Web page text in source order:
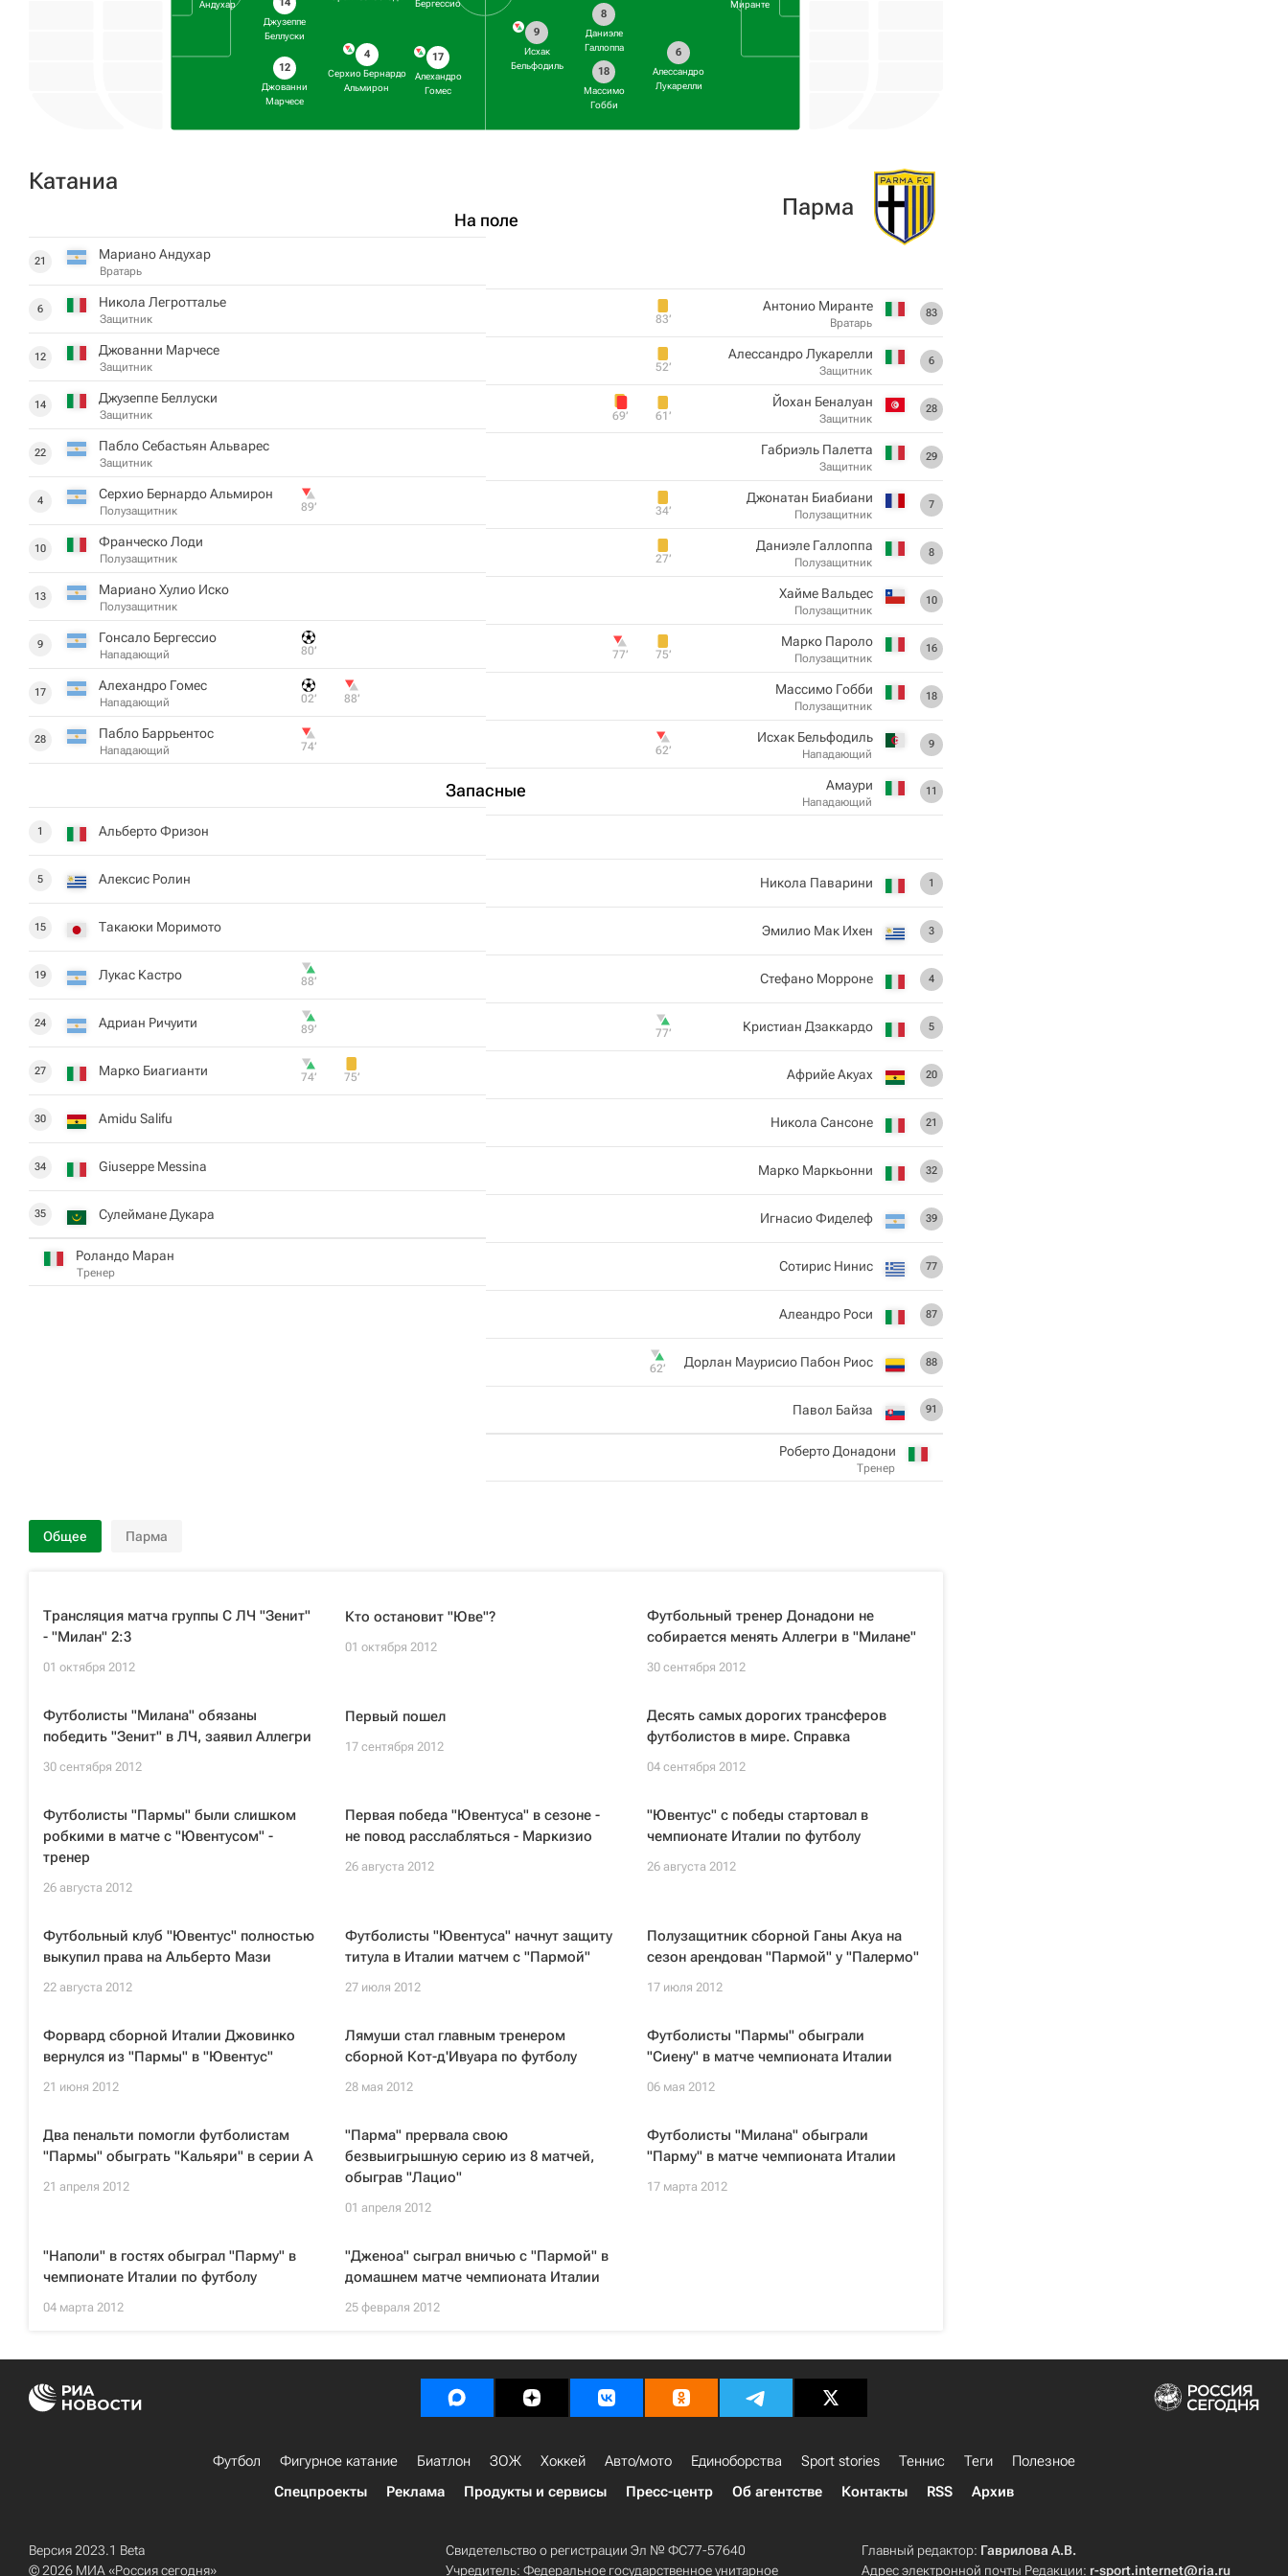
Андухар
14
Джузеппе
Беллуски
12
Джованни
Марчесе
4
Серхио Бернардо
Альмирон
Бергессио
17
Алехандро
Гомес
Миранте
6
Алессандро
Лукарелли
8
Даниэле
Галлоппа
18
Массимо
Гобби
9
Исхак
Бельфодиль
Катаниа
На поле
21 Мариано Андухар
Вратарь
6 Никола Легротталье
Защитник
12 Джованни Марчесе
Защитник
14 Джузеппе Беллуски
Защитник
22 Пабло Себастьян Альварес
Защитник
4 Серхио Бернардо Альмирон
Полузащитник 89‎’‎
10 Франческо Лоди
Полузащитник
13 Мариано Хулио Иско
Полузащитник
9 Гонсало Бергессио
Нападающий 80‎’‎
17 Алехандро Гомес
Нападающий 02‎’‎ 88‎’‎
28 Пабло Баррьентос
Нападающий 74‎’‎
Запасные
1 Альберто Фризон
5 Алексис Ролин
15 Такаюки Моримото
19 Лукас Кастро 88‎’‎
24 Адриан Ричуити 89‎’‎
27 Марко Биагианти 74‎’‎ 75‎’‎
30 Amidu Salifu
34 Giuseppe Messina
35 Сулеймане Дукара
Роландо Маран
Тренер
Парма
83
Антонио Миранте
Вратарь
83‎’‎
6
Алессандро Лукарелли
Защитник
52‎’‎
28
Йохан Беналуан
Защитник
61‎’‎
69‎’‎
29
Габриэль Палетта
Защитник
7
Джонатан Биабиани
Полузащитник
34‎’‎
8
Даниэле Галлоппа
Полузащитник
27‎’‎
10
Хайме Вальдес
Полузащитник
16
Марко Пароло
Полузащитник
75‎’‎
77‎’‎
18
Массимо Гобби
Полузащитник
9
Исхак Бельфодиль
Нападающий
62‎’‎
11
Амаури
Нападающий
1
Никола Паварини
3
Эмилио Мак Ихен
4
Стефано Морроне
5
Кристиан Дзаккардо
77‎’‎
20
Африйе Акуах
21
Никола Сансоне
32
Марко Маркьонни
39
Игнасио Фиделеф
77
Сотирис Нинис
87
Алеандро Роси
88
Дорлан Маурисио Пабон Риос
62‎’‎
91
Павол Байза
Роберто Донадони
Тренер
Общее Парма
Трансляция матча группы С ЛЧ "Зенит"
- "Милан" 2:3
01 октября 2012
Кто остановит "Юве"?
01 октября 2012
Футбольный тренер Донадони не
собирается менять Аллегри в "Милане"
30 сентября 2012
Футболисты "Милана" обязаны
победить "Зенит" в ЛЧ, заявил Аллегри
30 сентября 2012
Первый пошел
17 сентября 2012
Десять самых дорогих трансферов
футболистов в мире. Справка
04 сентября 2012
Футболисты "Пармы" были слишком
робкими в матче с "Ювентусом" -
тренер
26 августа 2012
Первая победа "Ювентуса" в сезоне -
не повод расслабляться - Маркизио
26 августа 2012
"Ювентус" с победы стартовал в
чемпионате Италии по футболу
26 августа 2012
Футбольный клуб "Ювентус" полностью
выкупил права на Альберто Мази
22 августа 2012
Футболисты "Ювентуса" начнут защиту
титула в Италии матчем с "Пармой"
27 июля 2012
Полузащитник сборной Ганы Акуа на
сезон арендован "Пармой" у "Палермо"
17 июля 2012
Форвард сборной Италии Джовинко
вернулся из "Пармы" в "Ювентус"
21 июня 2012
Лямуши стал главным тренером
сборной Кот-д'Ивуара по футболу
28 мая 2012
Футболисты "Пармы" обыграли
"Сиену" в матче чемпионата Италии
06 мая 2012
Два пенальти помогли футболистам
"Пармы" обыграть "Кальяри" в серии А
21 апреля 2012
"Парма" прервала свою
безвыигрышную серию из 8 матчей,
обыграв "Лацио"
01 апреля 2012
Футболисты "Милана" обыграли
"Парму" в матче чемпионата Италии
17 марта 2012
"Наполи" в гостях обыграл "Парму" в
чемпионате Италии по футболу
04 марта 2012
"Дженоа" сыграл вничью с "Пармой" в
домашнем матче чемпионата Италии
25 февраля 2012
Футбол Фигурное катание Биатлон ЗОЖ Хоккей Авто/мото Единоборства Sport stories Теннис Теги
Полезное
Спецпроекты
Реклама Продукты и сервисы Пресс-центр Об агентстве Контакты RSS Архив
Версия 2023.1 Beta
© 2026 МИА «Россия сегодня»
Свидетельство о регистрации Эл № ФС77-57640
Учредитель: Федеральное государственное унитарное
Главный редактор: Гаврилова А.В.
Адрес электронной почты Редакции: r-sport.internet@ria.ru